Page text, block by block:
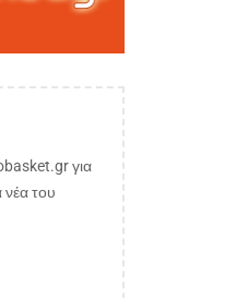
για
νέα του